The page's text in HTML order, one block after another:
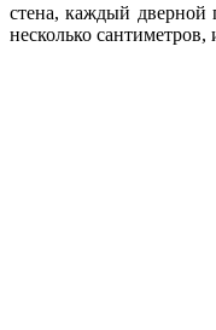
стена, каждый дверной
несколько